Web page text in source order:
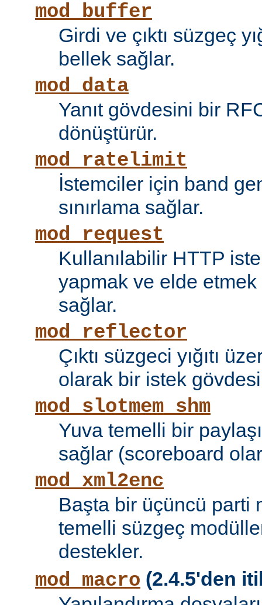
mod_buffer
Girdi ve çıktı süzgeç
bellek sağlar.
mod_data
Yanıt gövdesini bir
dönüştürür.
mod_ratelimit
İstemciler için band
sınırlama sağlar.
mod_request
Kullanılabilir HTTP
yapmak ve elde
sağlar.
mod_reflector
Çıktı süzgeci yığıtı
olarak bir istek
mod_slotmem_shm
Yuva temelli bir
sağlar (scoreboard
mod_xml2enc
Başta bir üçüncü parti
temelli süzgeç
destekler.
mod_macro (2.4.5'den